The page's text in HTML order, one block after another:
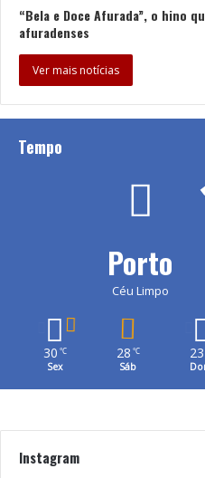
“Bela e Doce Afurada”, o hino
afuradenses
Ver mais notícias
Tempo
Porto
Céu Limpo
30 ℃
Sex
28 ℃
Sáb
23
Instagram